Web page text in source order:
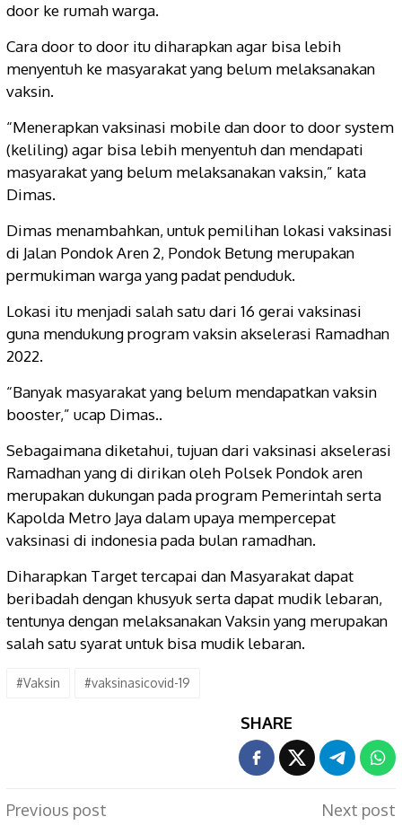
door ke rumah warga.
Cara door to door itu diharapkan agar bisa lebih
menyentuh ke masyarakat yang belum melaksanakan
vaksin.
“Menerapkan vaksinasi mobile dan door to door system
(keliling) agar bisa lebih menyentuh dan mendapati
masyarakat yang belum melaksanakan vaksin,” kata
Dimas.
Dimas menambahkan, untuk pemilihan lokasi vaksinasi
di Jalan Pondok Aren 2, Pondok Betung merupakan
permukiman warga yang padat penduduk.
Lokasi itu menjadi salah satu dari 16 gerai vaksinasi
guna mendukung program vaksin akselerasi Ramadhan
2022.
“Banyak masyarakat yang belum mendapatkan vaksin
booster,” ucap Dimas..
Sebagaimana diketahui, tujuan dari vaksinasi akselerasi
Ramadhan yang di dirikan oleh Polsek Pondok aren
merupakan dukungan pada program Pemerintah serta
Kapolda Metro Jaya dalam upaya mempercepat
vaksinasi di indonesia pada bulan ramadhan.
Diharapkan Target tercapai dan Masyarakat dapat
beribadah dengan khusyuk serta dapat mudik lebaran,
tentunya dengan melaksanakan Vaksin yang merupakan
salah satu syarat untuk bisa mudik lebaran.
#Vaksin #vaksinasicovid-19
SHARE
Post
Previous post
Next post